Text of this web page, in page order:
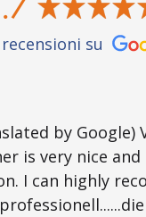
su
by Google)
is very nice
I can highly